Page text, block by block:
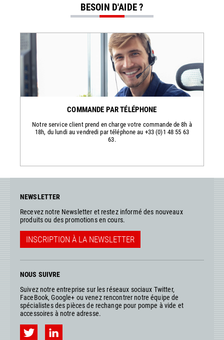
BESOIN D'AIDE ?
COMMANDE PAR TÉLÉPHONE
Notre service client prend en charge votre commande de 8h à
18h, du lundi au vendredi par téléphone au +33 (0)1 48 55 63
63.
NEWSLETTER
Recevez notre Newsletter et restez informé des nouveaux
produits ou des promotions en cours.
INSCRIPTION À LA NEWSLETTER
NOUS SUIVRE
Suivez notre entreprise sur les réseaux sociaux Twitter,
FaceBook, Google+ ou venez rencontrer notre équipe de
spécialistes des pièces de rechange pour pompe à vide et
accessoires à notre adresse.